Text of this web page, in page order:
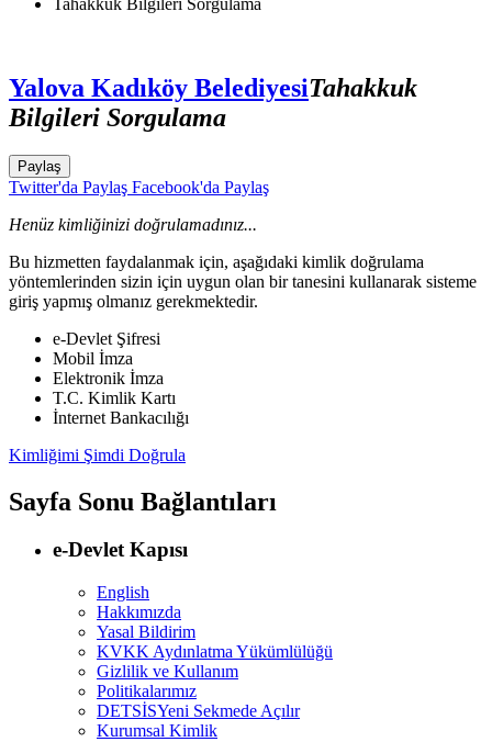
Yalova Kadıköy BelediyesiTahakkuk
Bilgileri Sorgulama
Paylaş
Twitter'da Paylaş Facebook'da Paylaş
Henüz kimliğinizi doğrulamadınız...
Bu hizmetten faydalanmak için, aşağıdaki kimlik doğrulama
yöntemlerinden sizin için uygun olan bir tanesini kullanarak sisteme
giriş yapmış olmanız gerekmektedir.
e-Devlet Şifresi
Mobil İmza
Elektronik İmza
T.C. Kimlik Kartı
İnternet Bankacılığı
Kimliğimi Şimdi Doğrula
Sayfa Sonu Bağlantıları
e-Devlet Kapısı
English
Hakkımızda
Yasal Bildirim
KVKK Aydınlatma Yükümlülüğü
Gizlilik ve Kullanım
Politikalarımız
DETSİSYeni Sekmede Açılır
Kurumsal Kimlik